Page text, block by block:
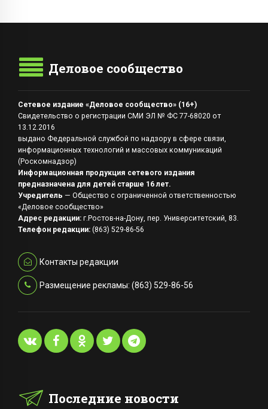
Деловое сообщество
Сетевое издание «Деловое сообщество» (16+)
Свидетельство о регистрации СМИ ЭЛ № ФС 77-68020 от
13.12.2016
выдано Федеральной службой по надзору в сфере связи,
информационных технологий и массовых коммуникаций
(Роскомнадзор)
Информационная продукция сетевого издания
предназначена для детей старше 16 лет.
Учредитель — Общество с ограниченной ответственностью
«Деловое сообщество»
Адрес редакции: г.Ростов-на-Дону, пер. Университетский, 83.
Телефон редакции: (863) 529-86-56
Контакты редакции
Размещение рекламы: (863) 529-86-56
Последние новости